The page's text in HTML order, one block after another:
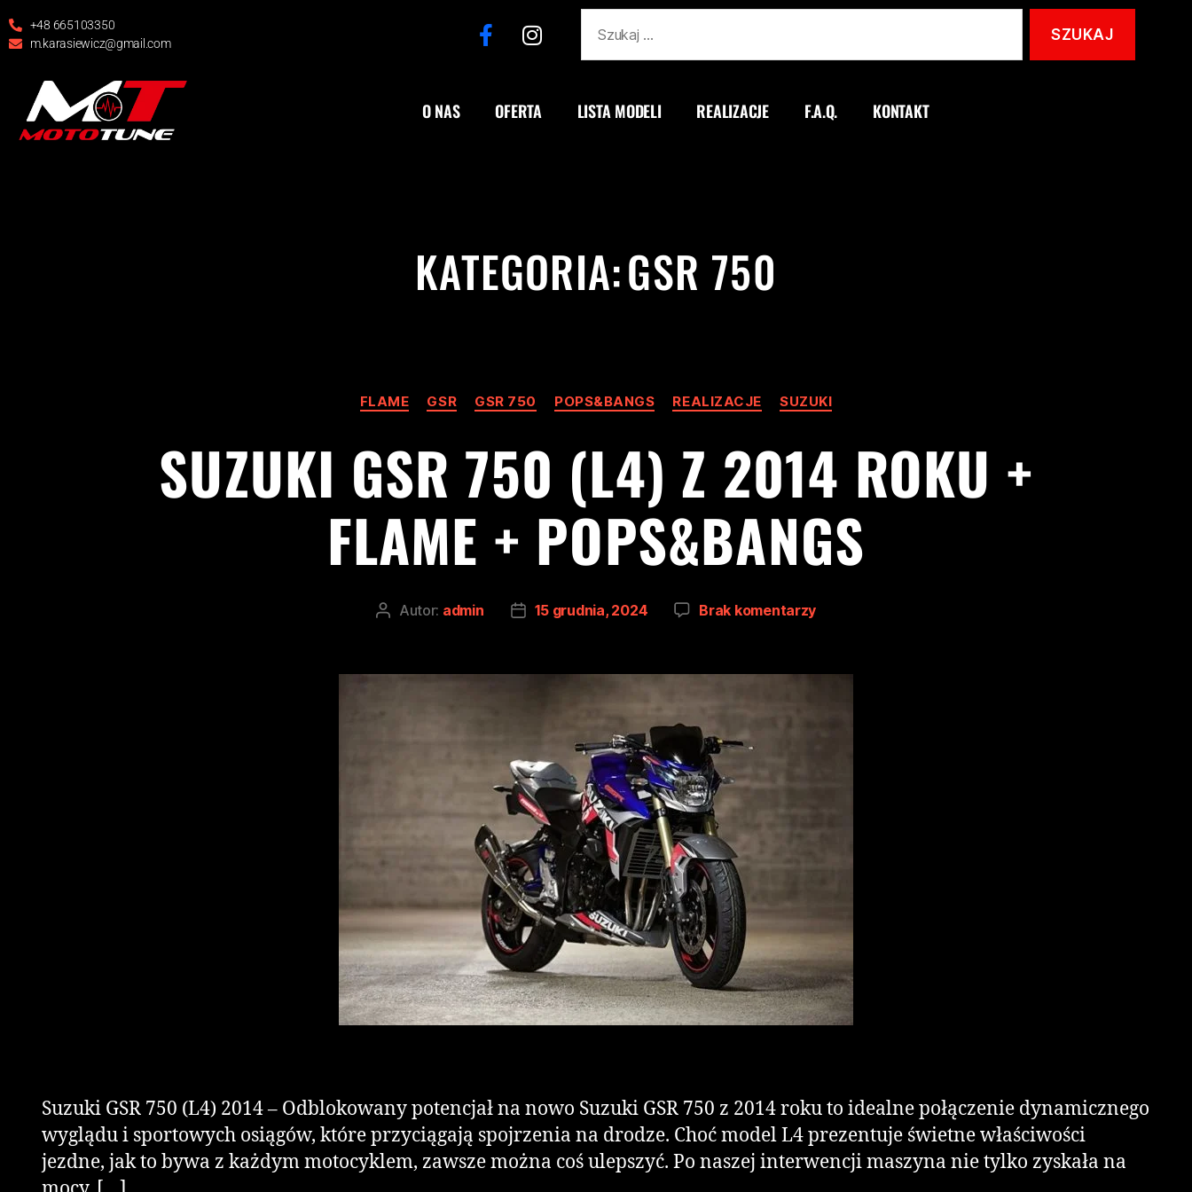
+48 665103350
m.karasiewicz@gmail.com
O NAS OFERTA LISTA MODELI REALIZACJE F.A.Q. KONTAKT
KATEGORIA:GSR 750
FLAME GSR GSR 750 POPS&BANGS REALIZACJE SUZUKI
SUZUKI GSR 750 (L4) Z 2014 ROKU +
FLAME + POPS&BANGS
Autor: admin 15 grudnia, 2024 Brak komentarzy
Suzuki GSR 750 (L4) 2014 – Odblokowany potencjał na nowo Suzuki GSR 750 z 2014 roku to idealne połączenie dynamicznego
wyglądu i sportowych osiągów, które przyciągają spojrzenia na drodze. Choć model L4 prezentuje świetne właściwości
jezdne, jak to bywa z każdym motocyklem, zawsze można coś ulepszyć. Po naszej interwencji maszyna nie tylko zyskała na